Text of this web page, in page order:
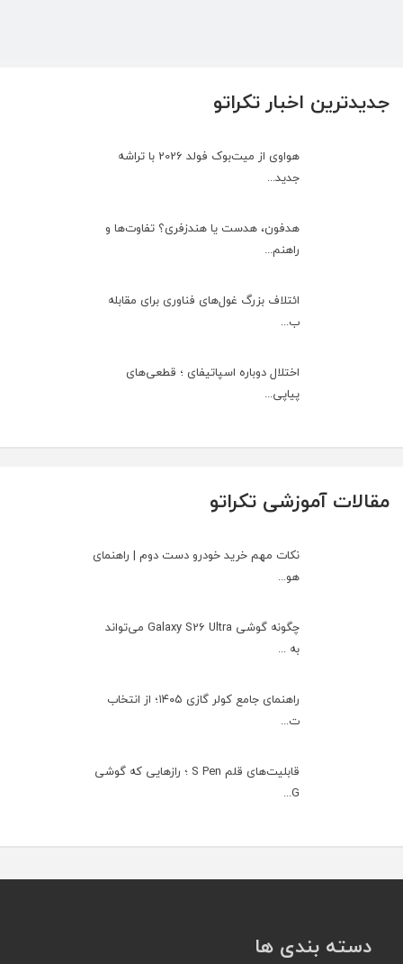
جدیدترین اخبار تکراتو
هواوی از میت‌بوک فولد 2026 با تراشه
جدید...
هدفون، هدست یا هندزفری؟ تفاوت‌ها و
راهنم...
ائتلاف بزرگ غول‌های فناوری برای مقابله
ب...
اختلال دوباره اسپاتیفای ؛ قطعی‌های
پیاپی...
مقالات آموزشی تکراتو
نکات مهم خرید خودرو دست دوم | راهنمای
هو...
چگونه گوشی Galaxy S26 Ultra می‌تواند
به ...
راهنمای جامع کولر گازی ۱۴۰۵؛ از انتخاب
ت...
قابلیت‌های قلم S Pen ؛ رازهایی که گوشی
G...
دسته بندی ها